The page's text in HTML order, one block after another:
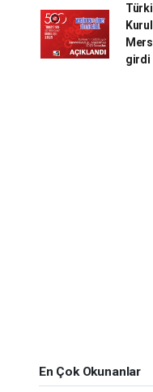
girdi
En Çok Okunanlar